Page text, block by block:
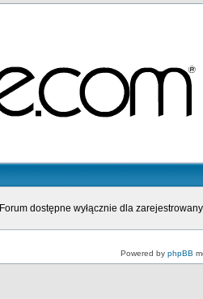
Forum dostępne wyłącznie dla
Powered by phpBB